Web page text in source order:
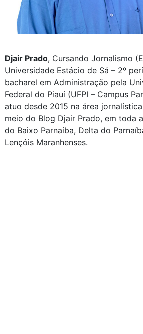
Djair Prado, Cursando Jornalismo
Universidade Estácio de Sá – 2º
bacharel em Administração pela
Federal do Piauí (UFPI – Campus
atuo desde 2015 na área
meio do Blog Djair Prado, em toda
do Baixo Parnaíba, Delta do
Lençóis Maranhenses.